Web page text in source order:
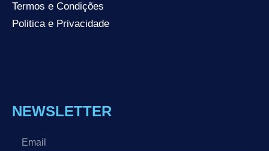
Termos e Condições
Politica e Privacidade
NEWSLETTER